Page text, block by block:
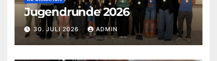
Jugendrunde 2026
30. JULI 2026 ADMIN